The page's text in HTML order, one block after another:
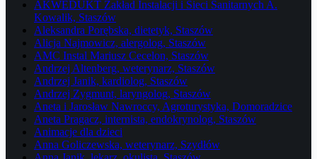
AKWEDUKT Zakład Instalacji i Sieci Sanitarnych A.
Kowalik, Staszów
Aleksandra Porębska, dietetyk, Staszów
Alicja Najmowicz, alergolog, Staszów
AMC Instal Mariusz Cecelon, Staszów
Andrzej Altenberg, weterynarz, Staszów
Andrzej Janik, kardiolog, Staszów
Andrzej Zygmunt, laryngolog, Staszów
Aneta i Jarosław Nawroccy, Agroturystyka, Domoradzice
Aneta Pragacz, internista, endokrynolog, Staszów
Animacje dla dzieci
Anna Goliczewska, weterynarz, Szydłów